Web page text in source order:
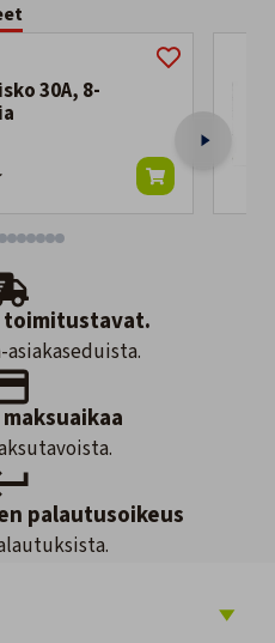
30A, 8-
asiakaseduista.
palautusoikeus